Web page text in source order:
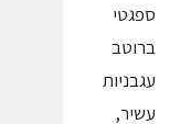
ספגטי
ברוטב
עגבניות
עשיר,